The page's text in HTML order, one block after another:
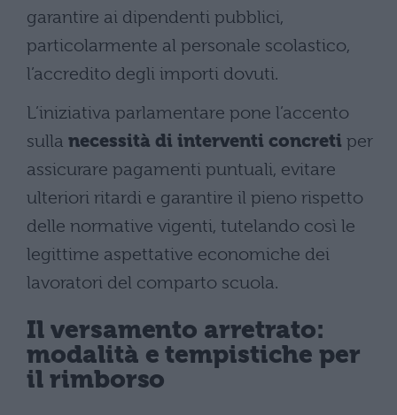
garantire ai dipendenti pubblici,
particolarmente al personale scolastico,
l’accredito degli importi dovuti.
L’iniziativa parlamentare pone l’accento
sulla necessità di interventi concreti per
assicurare pagamenti puntuali, evitare
ulteriori ritardi e garantire il pieno rispetto
delle normative vigenti, tutelando così le
legittime aspettative economiche dei
lavoratori del comparto scuola.
Il versamento arretrato:
modalità e tempistiche per
il rimborso